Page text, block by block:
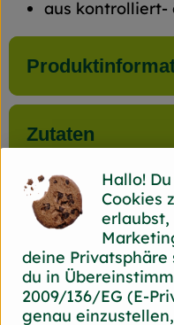
aus kontrolliert-
Zutaten
Herkunft
Hersteller:
44866 Bochum Back
Hallo!
Cookies
erlaubst,
deine
du in
2009/136/EG (E-
genau